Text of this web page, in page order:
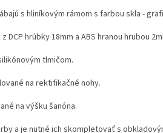
s hliníkovým rámom s farbou skla -
DCP hrúbky 18mm a ABS hranou hrubou
tlmičom.
na rektifikačné nohy.
na výšku šanóna.
a je nutné ich skompletovať s